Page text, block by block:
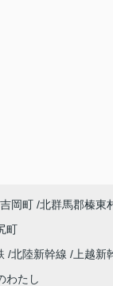
岡町 北群馬郡榛東
町
北陸新幹線
上越新
わたし